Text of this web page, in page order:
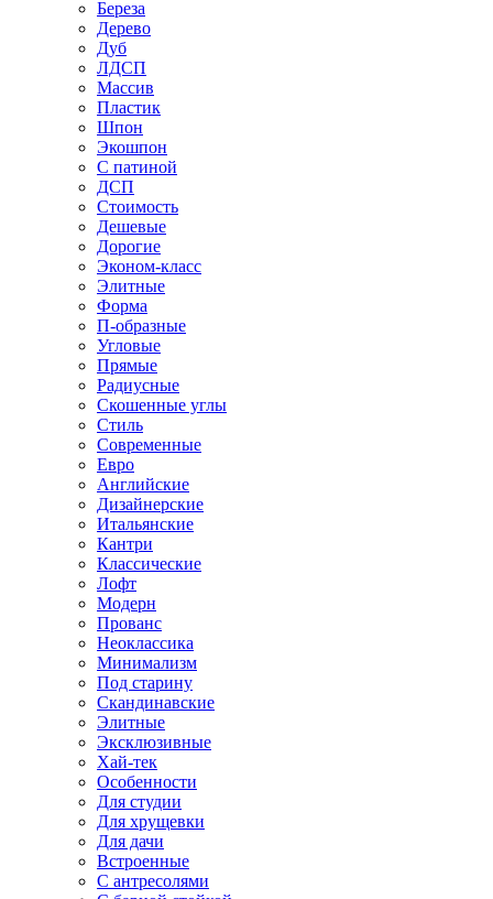
Береза
Дерево
Дуб
ЛДСП
Массив
Пластик
Шпон
Экошпон
С патиной
ДСП
Стоимость
Дешевые
Дорогие
Эконом-класс
Элитные
Форма
П-образные
Угловые
Прямые
Радиусные
Скошенные углы
Стиль
Современные
Евро
Английские
Дизайнерские
Итальянские
Кантри
Классические
Лофт
Модерн
Прованс
Неоклассика
Минимализм
Под старину
Скандинавские
Элитные
Эксклюзивные
Хай-тек
Особенности
Для студии
Для хрущевки
Для дачи
Встроенные
С антресолями